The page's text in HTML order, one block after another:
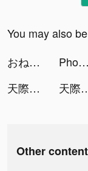
You may also
おねがい社長！ tiktok ads
Phone Cleaner & Smart Compress tiktok ads
天際傳說 tiktok ads
天際傳
Other